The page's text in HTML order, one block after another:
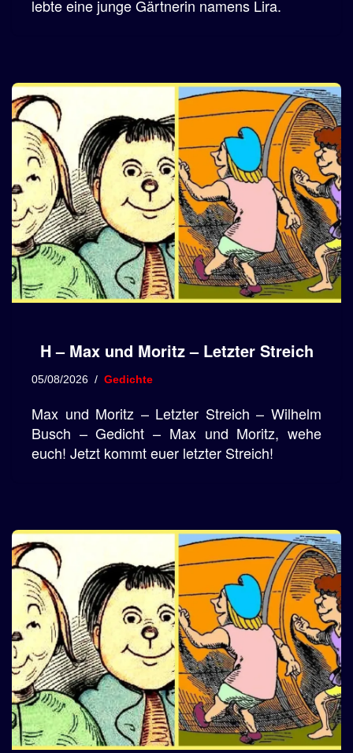
lebte eine junge Gärtnerin namens Lira.
H – Max und Moritz – Letzter Streich
05/08/2026 Gedichte
Max und Moritz – Letzter Streich – Wilhelm
Busch – Gedicht – Max und Moritz, wehe
euch! Jetzt kommt euer letzter Streich!